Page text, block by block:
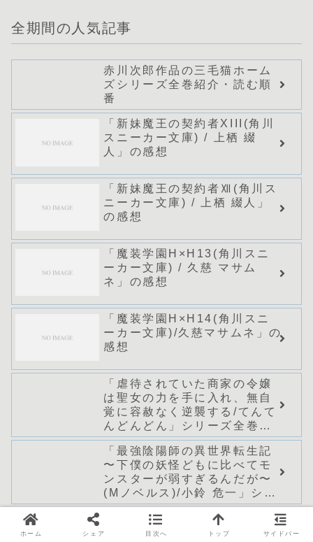
全期間の人気記事
赤川次郎作品の三毛猫ホーム
ズシリーズ全巻紹介・読む順
番
「新妹魔王の契約者XIII(角川
スニーカー文庫) / 上栖 綴
人」の感想
「新妹魔王の契約者Ⅻ(角川ス
ニーカー文庫) / 上栖 綴人」
の感想
「魔装学園H×H13(角川スニ
ーカー文庫) / 久慈 マサム
ネ」の感想
「魔装学園H×H14(角川スニ
ーカー文庫)/久慈マサムネ」の
感想
「虐待されていた商家の令嬢
は聖女の力を手に入れ、無自
覚に容赦なく逆襲する/てんて
んどんどん」シリーズ全巻の
あらすじ・感想
「最強陰陽師の異世界転生記
〜下僕の妖怪どもに比べてモ
ンスターが弱すぎるんだが〜
(Mノベルス)/小鈴 危一」シリ
ーズ全巻のあらすじ・感想
「治癒魔法の間違った使い方~
戦場を駆ける回復要員
ホーム シェア 目次へ トップ サイドバー